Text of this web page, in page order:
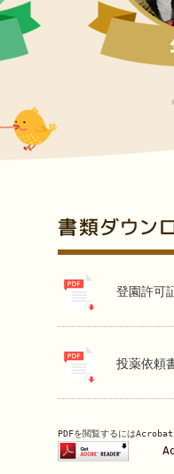
登園許可
投薬依頼
PDFを閲覧するには